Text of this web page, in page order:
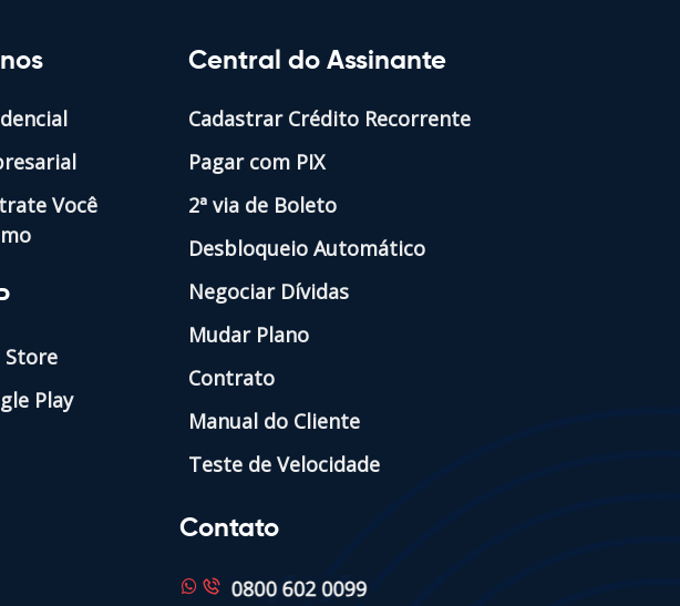
Você
Store
Play
Central do Assinante
Cadastrar Crédito Recorrente
Pagar com PIX
2ª via de Boleto
Desbloqueio Automático
Negociar Dívidas
Mudar Plano
Contrato
Manual do Cliente
Teste de Velocidade
Contato